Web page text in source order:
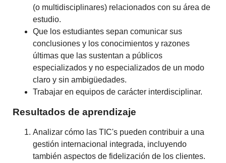
(o multidisciplinares) relacionados con su área de
estudio.
Que los estudiantes sepan comunicar sus
conclusiones y los conocimientos y razones
últimas que las sustentan a públicos
especializados y no especializados de un modo
claro y sin ambigüedades.
Trabajar en equipos de carácter interdisciplinar.
Resultados de aprendizaje
Analizar cómo las TIC's pueden contribuir a una
gestión internacional integrada, incluyendo
también aspectos de fidelización de los clientes.